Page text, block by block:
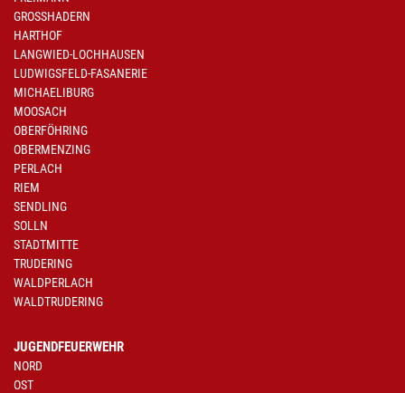
GROSSHADERN
HARTHOF
LANGWIED-LOCHHAUSEN
LUDWIGSFELD-FASANERIE
MICHAELIBURG
MOOSACH
OBERFÖHRING
OBERMENZING
PERLACH
RIEM
SENDLING
SOLLN
STADTMITTE
TRUDERING
WALDPERLACH
WALDTRUDERING
JUGENDFEUERWEHR
NORD
OST